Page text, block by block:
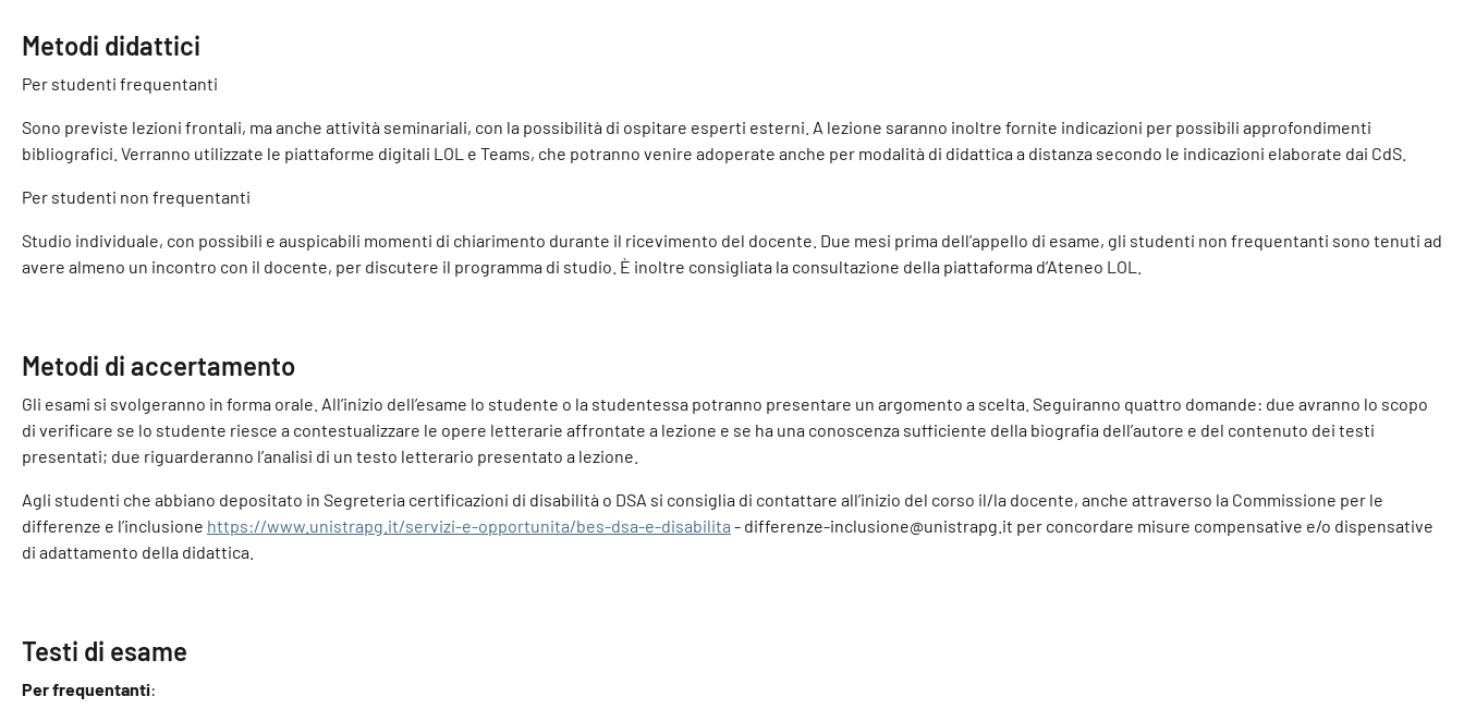
Metodi didattici
Per studenti frequentanti
Sono previste lezioni frontali, ma anche attività seminariali, con la possibilità di ospitare esperti esterni. A lezione saranno inoltre fornite indicazioni per possibili approfondimenti
bibliografici. Verranno utilizzate le piattaforme digitali LOL e Teams, che potranno venire adoperate anche per modalità di didattica a distanza secondo le indicazioni elaborate dai CdS.
Per studenti non frequentanti
Studio individuale, con possibili e auspicabili momenti di chiarimento durante il ricevimento del docente. Due mesi prima dell’appello di esame, gli studenti non frequentanti sono tenuti ad
avere almeno un incontro con il docente, per discutere il programma di studio. È inoltre consigliata la consultazione della piattaforma d’Ateneo LOL.
Metodi di accertamento
Gli esami si svolgeranno in forma orale. All’inizio dell’esame lo studente o la studentessa potranno presentare un argomento a scelta. Seguiranno quattro domande: due avranno lo scopo
di verificare se lo studente riesce a contestualizzare le opere letterarie affrontate a lezione e se ha una conoscenza sufficiente della biografia dell’autore e del contenuto dei testi
presentati; due riguarderanno l’analisi di un testo letterario presentato a lezione.
Agli studenti che abbiano depositato in Segreteria certificazioni di disabilità o DSA si consiglia di contattare all’inizio del corso il/la docente, anche attraverso la Commissione per le
differenze e l’inclusione https://www.unistrapg.it/servizi-e-opportunita/bes-dsa-e-disabilita - differenze-inclusione@unistrapg.it per concordare misure compensative e/o dispensative
di adattamento della didattica.
Testi di esame
Per frequentanti: